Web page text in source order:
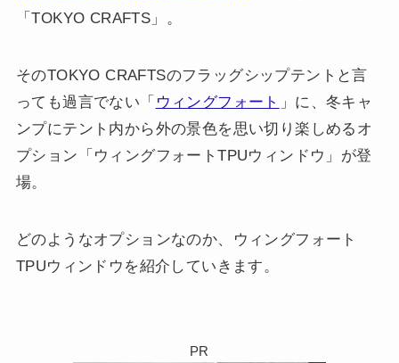
「TOKYO CRAFTS」。
そのTOKYO CRAFTSのフラッグシップテントと言
っても過言でない「 ウィングフォート 」に、冬キャ
ンプにテント内から外の景色を思い切り楽しめるオ
プション「ウィングフォートTPUウィンドウ」が登
場。
どのようなオプションなのか、ウィングフォート
TPUウィンドウを紹介していきます。
PR